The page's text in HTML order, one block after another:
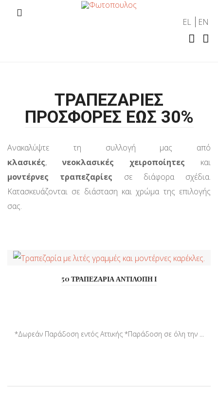
EL EN
ΤΡΑΠΕΖΑΡΙΕΣ
ΠΡΟΣΦΟΡΕΣ ΕΩΣ 30%
Ανακαλύψτε τη συλλογή μας από
κλασικές, νεοκλασικές χειροποίητες και
μοντέρνες τραπεζαρίες σε διάφορα σχέδια.
Κατασκευάζονται σε διάσταση και χρώμα της επιλογής
σας.
50 ΤΡΑΠΕΖΑΡΙΑ ΑΝΤΙΛΟΠΗ Ι
*Δωρεάν Παράδοση εντός Αττικής *Παράδοση σε όλη την ...